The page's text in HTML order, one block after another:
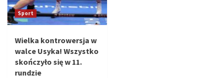
Sport
Wielka kontrowersja w
walce Usyka! Wszystko
skończyło się w 11.
rundzie